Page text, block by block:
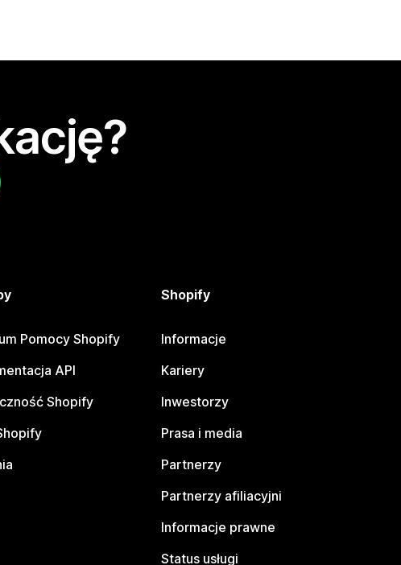
Pomocy Shopify
API
Shopify
Shopify
Informacje
Kariery
Inwestorzy
Prasa i media
Partnerzy
Partnerzy afiliacyjni
Informacje prawne
Status usługi